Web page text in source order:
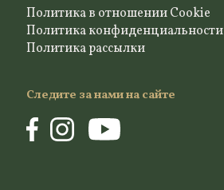
Политика в отношении Cookie
Политика конфиденциальности
Политика рассылки
Следите за нами на сайте